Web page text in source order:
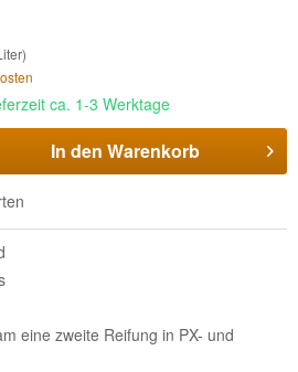
ca. 1-3 Werktage
In den Warenkorb
eine zweite Reifung in PX- und